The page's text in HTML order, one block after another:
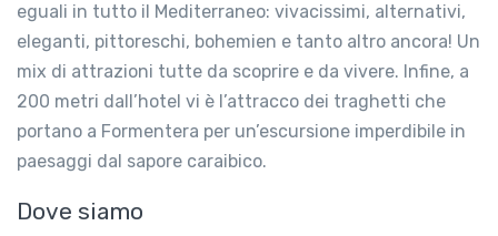
eguali in tutto il Mediterraneo: vivacissimi, alternativi,
eleganti, pittoreschi, bohemien e tanto altro ancora! Un
mix di attrazioni tutte da scoprire e da vivere. Infine, a
200 metri dall’hotel vi è l’attracco dei traghetti che
portano a Formentera per un’escursione imperdibile in
paesaggi dal sapore caraibico.
Dove siamo